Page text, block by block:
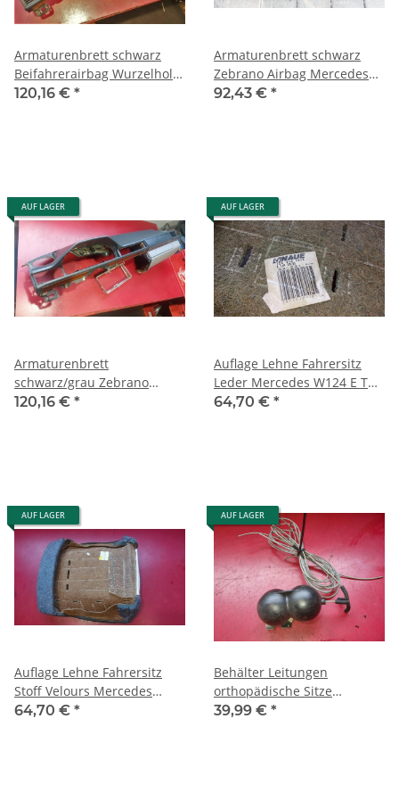
Armaturenbrett schwarz
Beifahrerairbag Wurzelholz
Mercedes W124 1246809187
120,16 € *
Armaturenbrett schwarz
Zebrano Airbag Mercedes
W124 alle Modelle TOP
92,43 € *
AUF LAGER
Armaturenbrett
schwarz/grau Zebrano
Mercedes W124 alle
120,16 € *
AUF LAGER
Auflage Lehne Fahrersitz
Leder Mercedes W124 E T
CE ab 1990 1249102816
64,70 € *
AUF LAGER
Auflage Lehne Fahrersitz
Stoff Velours Mercedes
W124 E T CE 1249104150 #1
64,70 € *
AUF LAGER
Behälter Leitungen
orthopädische Sitze
Mercedes W126 SE SEL SEC
39,99 € *